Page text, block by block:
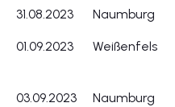
31.08.2023 Naumburg
01.09.2023 Weißenfels
03.09.2023 Naumburg